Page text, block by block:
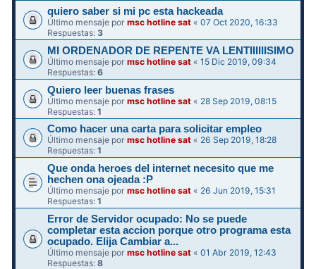
quiero saber si mi pc esta hackeada
Último mensaje pormsc hotline sat «07 Oct 2020, 16:33
Respuestas:3
MI ORDENADOR DE REPENTE VA LENTIIIIIISIMO
Último mensaje pormsc hotline sat «15 Dic 2019, 09:34
Respuestas:6
Quiero leer buenas frases
Último mensaje pormsc hotline sat « 28 Sep 2019, 08:15
Respuestas:1
Como hacer una carta para solicitar empleo
Último mensaje pormsc hotline sat « 26 Sep 2019, 18:28
Respuestas:1
Que onda heroes del internet necesito que me
hechen ona ojeada :P
Último mensaje pormsc hotline sat « 26 Jun 2019, 15:31
Respuestas:1
Error de Servidor ocupado: No se puede
completar esta accion porque otro programa esta
ocupado. Elija Cambiar a...
Último mensaje pormsc hotline sat «01 Abr 2019, 12:43
Respuestas:8